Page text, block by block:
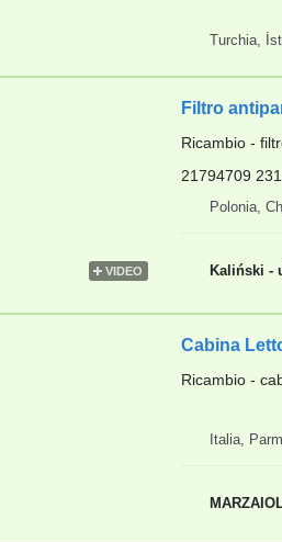
Turchia,
VIDEO
Filtro
Ricambio -
21794709
Polonia,
Kaliński -
Cabina
Ricambio -
Italia,